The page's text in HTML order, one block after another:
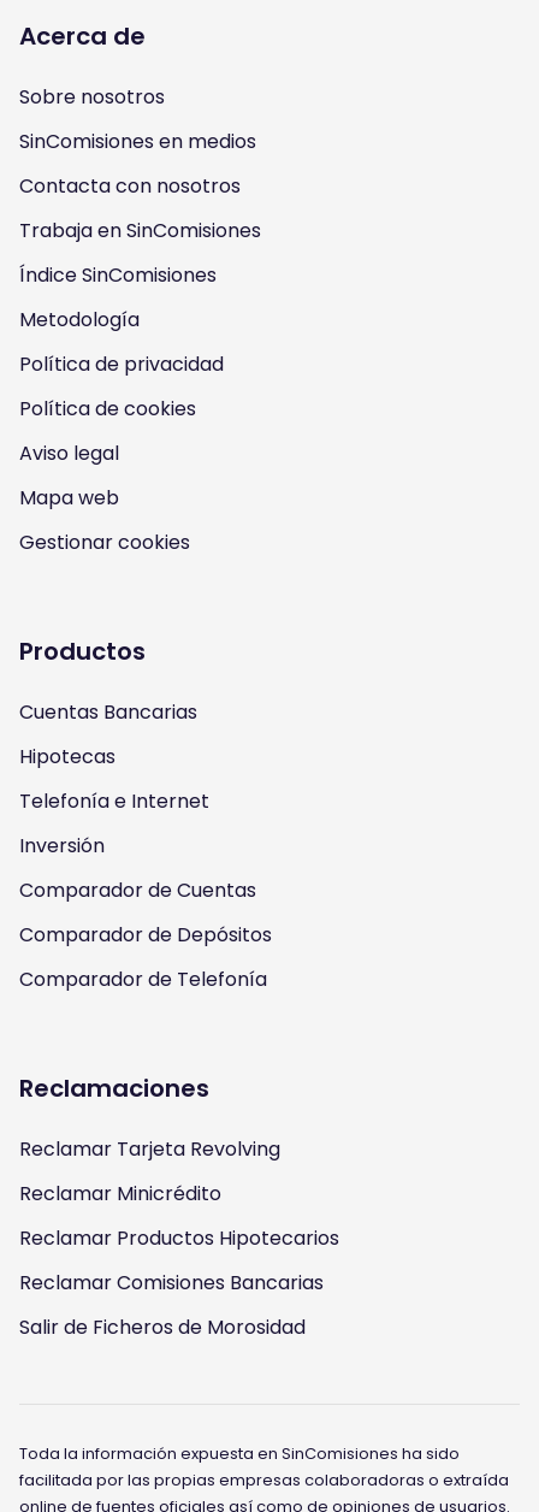
l
l
o
w
u
s
o
n
n
s
a
a
m
l
o
w
u
s
o
n
o
u
u
l
o
w
u
s
o
n
a
c
b
k
l
o
w
u
s
n
i
t
Acerca de
Sobre nosotros
SinComisiones en medios
Contacta con nosotros
Trabaja en SinComisiones
Índice SinComisiones
Metodología
Política de privacidad
Política de cookies
Aviso legal
Mapa web
Gestionar cookies
Productos
Cuentas Bancarias
Hipotecas
Telefonía e Internet
Inversión
Comparador de Cuentas
Comparador de Depósitos
Comparador de Telefonía
Reclamaciones
Reclamar Tarjeta Revolving
Reclamar Minicrédito
Reclamar Productos Hipotecarios
Reclamar Comisiones Bancarias
Salir de Ficheros de Morosidad
Toda la información expuesta en SinComisiones ha sido
facilitada por las propias empresas colaboradoras o extraída
online de fuentes oficiales así como de opiniones de usuarios.